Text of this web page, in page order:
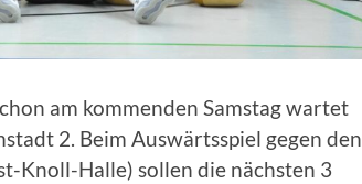
am kommenden Samstag wartet
2. Beim Auswärtsspiel gegen den
Knoll-Halle) sollen die nächsten 3